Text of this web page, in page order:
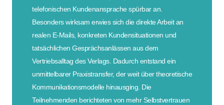
telefonischen Kundenansprache spürbar an.
Besonders wirksam erwies sich die direkte Arbeit an
realen E-Mails, konkreten Kundensituationen und
tatsächlichen Gesprächsanlässen aus dem
Vertriebsalltag des Verlags. Dadurch entstand ein
unmittelbarer Praxistransfer, der weit über theoretische
Kommunikationsmodelle hinausging. Die
Teilnehmenden berichteten von mehr Selbstvertrauen